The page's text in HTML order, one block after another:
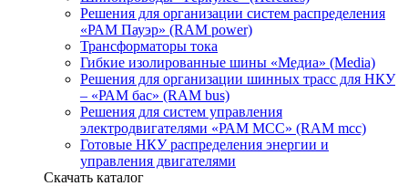
Решения для организации систем распределения
«РАМ Пауэр» (RAM power)
Трансформаторы тока
Гибкие изолированные шины «Медиа» (Media)
Решения для организации шинных трасс для НКУ
– «РАМ бас» (RAM bus)
Решения для систем управления
электродвигателями «РАМ МСС» (RAM mcc)
Готовые НКУ распределения энергии и
управления двигателями
Скачать каталог